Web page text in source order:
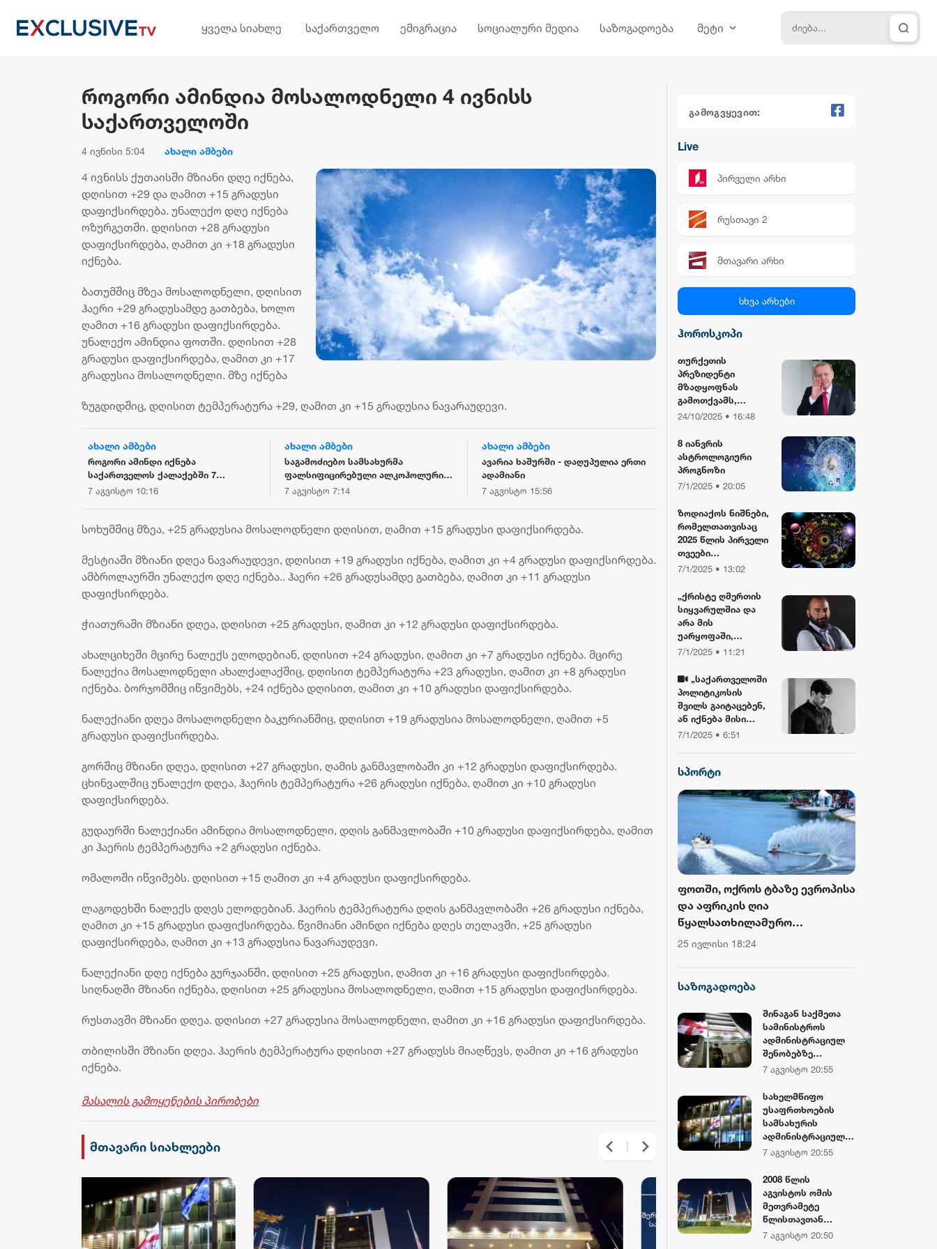
ყველა სიახლე საქართველო ემიგრაცია სოციალური მედია საზოგადოება მეტი
როგორი ამინდია მოსალოდნელი 4 ივნისს
საქართველოში
4 ივნისი 5:04 ახალი ამბები
4 ივნისს ქუთაისში მზიანი დღე იქნება,
დღისით +29 და ღამით +15 გრადუსი
დაფიქსირდება. უნალექო დღე იქნება
ოზურგეთში. დღისით +28 გრადუსი
დაფიქსირდება, ღამით კი +18 გრადუსი
იქნება.
ბათუმშიც მზეა მოსალოდნელი, დღისით
ჰაერი +29 გრადუსამდე გათბება, ხოლო
ღამით +16 გრადუსი დაფიქსირდება.
უნალექო ამინდია ფოთში. დღისით +28
გრადუსი დაფიქსირდება, ღამით კი +17
გრადუსია მოსალოდნელი. მზე იქნება
ზუგდიდშიც, დღისით ტემპერატურა +29, ღამით კი +15 გრადუსია ნავარაუდევი.
ახალი ამბები
როგორი ამინდი იქნება
საქართველოს ქალაქებში 7
აგვისტოს
7 აგვისტო 10:16
ახალი ამბები
საგამოძიებო სამსახურმა
ფალსიფიცირებული ალკოჰოლური
სასმელებისა და ყალბი აქციზური
7 აგვისტო 7:14
ახალი ამბები
ავარია ხაშურში - დაღუპულია ერთი
ადამიანი
7 აგვისტო 15:56
სოხუმშიც მზეა, +25 გრადუსია მოსალოდნელი დღისით, ღამით +15 გრადუსი დაფიქსირდება.
მესტიაში მზიანი დღეა ნავარაუდევი, დღისით +19 გრადუსი იქნება, ღამით კი +4 გრადუსი დაფიქსირდება.
ამბროლაურში უნალექო დღე იქნება.. ჰაერი +26 გრადუსამდე გათბება, ღამით კი +11 გრადუსი
დაფიქსირდება.
ჭიათურაში მზიანი დღეა, დღისით +25 გრადუსი, ღამით კი +12 გრადუსი დაფიქსირდება.
ახალციხეში მცირე ნალექს ელოდებიან, დღისით +24 გრადუსი, ღამით კი +7 გრადუსი იქნება. მცირე
ნალექია მოსალოდნელი ახალქალაქშიც, დღისით ტემპერატურა +23 გრადუსი, ღამით კი +8 გრადუსი
იქნება. ბორჯომშიც იწვიმებს, +24 იქნება დღისით, ღამით კი +10 გრადუსი დაფიქსირდება.
ნალექიანი დღეა მოსალოდნელი ბაკურიანშიც, დღისით +19 გრადუსია მოსალოდნელი, ღამით +5
გრადუსი დაფიქსირდება.
გორშიც მზიანი დღეა, დღისით +27 გრადუსი, ღამის განმავლობაში კი +12 გრადუსი დაფიქსირდება.
ცხინვალშიც უნალექო დღეა, ჰაერის ტემპერატურა +26 გრადუსი იქნება, ღამით კი +10 გრადუსი
დაფიქსირდება.
გუდაურში ნალექიანი ამინდია მოსალოდნელი, დღის განმავლობაში +10 გრადუსი დაფიქსირდება, ღამით
კი ჰაერის ტემპერატურა +2 გრადუსი იქნება.
ომალოში იწვიმებს. დღისით +15 ღამით კი +4 გრადუსი დაფიქსირდება.
ლაგოდეხში ნალექს დღეს ელოდებიან. ჰაერის ტემპერატურა დღის განმავლობაში +26 გრადუსი იქნება,
ღამით კი +15 გრადუსი დაფიქსირდება. წვიმიანი ამინდი იქნება დღეს თელავში, +25 გრადუსი
დაფიქსირდება, ღამით კი +13 გრადუსია ნავარაუდევი.
ნალექიანი დღე იქნება გურჯაანში, დღისით +25 გრადუსი, ღამით კი +16 გრადუსი დაფიქსირდება.
სიღნაღში მზიანი იქნება, დღისით +25 გრადუსია მოსალოდნელი, ღამით +15 გრადუსი დაფიქსირდება.
რუსთავში მზიანი დღეა. დღისით +27 გრადუსია მოსალოდნელი, ღამით კი +16 გრადუსი დაფიქსირდება.
თბილისში მზიანი დღეა. ჰაერის ტემპერატურა დღისით +27 გრადუსს მიაღწევს, ღამით კი +16 გრადუსი
იქნება.
მასალის გამოყენების პირობები
მთავარი სიახლეები
გამოგვყევით:
Live
პირველი არხი
რუსთავი 2
მთავარი არხი
პალიტრა News
სილქ უნივერსალი
TV პირველი
რიონი
სხვა არხები
ჰოროსკოპი
თურქეთის
პრეზიდენტი
მზადყოფნას
გამოთქვამს,
რუსეთისა და აშშ-
მასპინძლობისთვის
24/10/2025 • 16:48
8 იანვრის
ასტროლოგიური
პროგნოზი
7/1/2025 • 20:05
ზოდიაქოს ნიშნები,
რომელთათვისაც
2025 წლის პირველი
თვეები
განსაკუთრებით
იქნება
7/1/2025 • 13:02
„ქრისტე ღმერთის
სიყვარულშია და
არა მის
უარყოფაში,
ბიბლიასთან და
გიორგი ლობჯანიძე
შობის
დღესასწაულზე
7/1/2025 • 11:21
„საქართველოში
პოლიტიკოსის
შვილს გაიტაცებენ,
ან იქნება მისი
სიკვდილი... ბანკზე
ვერტმფრენი“ -
წინასწარმეტყველე
7/1/2025 • 6:51
სპორტი
„ბორჯღალოსნებმა“ ჩილეს
ნაკრები დაამარცხეს
18 ივლისი 19:47
და ჩემპიონთა ლიგის მესამედ
მოგება“ - ფრანგული გამოცემა
ფოთში, ოქროს ტბაზე ევროპისა
და აფრიკის ღია
წყალსათხილამურო
ჩემპიონატის მეორე საშეჯიბრო
25 ივლისი 18:24
საზოგადოება
შინაგან საქმეთა
სამინისტროს
ადმინისტრაციულ
შენობებზე
სახელმწიფო
დაშვებულია
7 აგვისტო 20:55
სახელმწიფო
უსაფრთხოების
სამსახურის
ადმინისტრაციულ
შენობებზე
დროშები
დაშვებულია
7 აგვისტო 20:55
2008 წლის
აგვისტოს ომის
მეთვრამეტე
წლისთავთან
დაკავშირებით,
7 აგვისტო 20:50